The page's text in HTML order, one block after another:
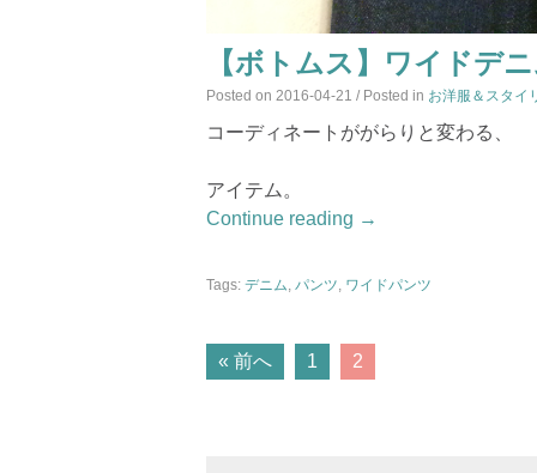
【ボトムス】ワイドデ
Posted on 2016-04-21 / Posted in お洋服＆スタイ
コーディネートががらりと変わる、
アイテム。
Continue reading →
Tags: デニム, パンツ, ワイドパンツ
POSTS
« 前へ 1 2